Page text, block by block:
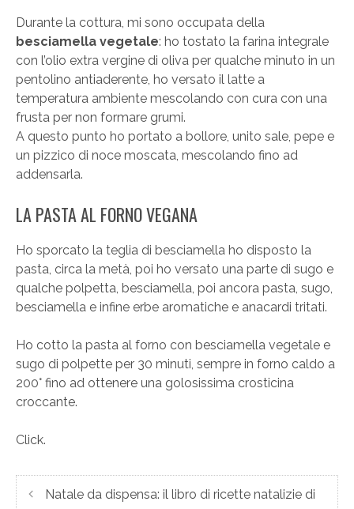
Durante la cottura, mi sono occupata della
besciamella vegetale: ho tostato la farina integrale
con l’olio extra vergine di oliva per qualche minuto in un
pentolino antiaderente, ho versato il latte a
temperatura ambiente mescolando con cura con una
frusta per non formare grumi.
A questo punto ho portato a bollore, unito sale, pepe e
un pizzico di noce moscata, mescolando fino ad
addensarla.
LA PASTA AL FORNO VEGANA
Ho sporcato la teglia di besciamella ho disposto la
pasta, circa la metà, poi ho versato una parte di sugo e
qualche polpetta, besciamella, poi ancora pasta, sugo,
besciamella e infine erbe aromatiche e anacardi tritati.
Ho cotto la pasta al forno con besciamella vegetale e
sugo di polpette per 30 minuti, sempre in forno caldo a
200° fino ad ottenere una golosissima crosticina
croccante.
Click.
Natale da dispensa: il libro di ricette natalizie di